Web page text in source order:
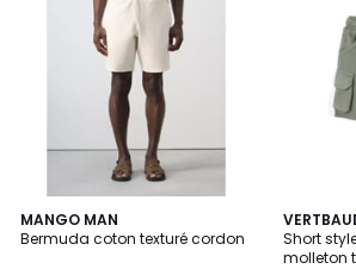
MANGO MAN
Bermuda coton texturé cordon
Short
molleton
2
Couleurs